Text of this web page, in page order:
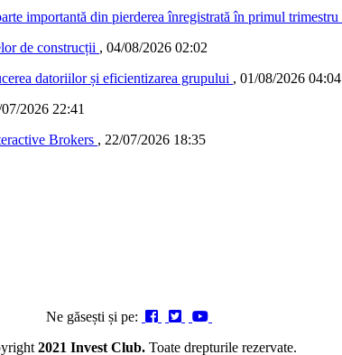
importantă din pierderea înregistrată în primul trimestru
de construcții , 04/08/2026 02:02
datoriilor și eficientizarea grupului , 01/08/2026 04:04
2026 22:41
Brokers , 22/07/2026 18:35
Ne găsești și pe:
2021 Invest Club. Toate drepturile rezervate.